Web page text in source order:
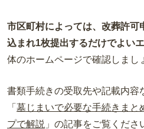
市区町村によっては、改葬許可
込まれ1枚提出するだけでよい
体のホームページで確認しまし
書類手続きの受取先や記載内容
「 墓じまいで必要な手続きまと
プで解説 」の記事をご覧くださ